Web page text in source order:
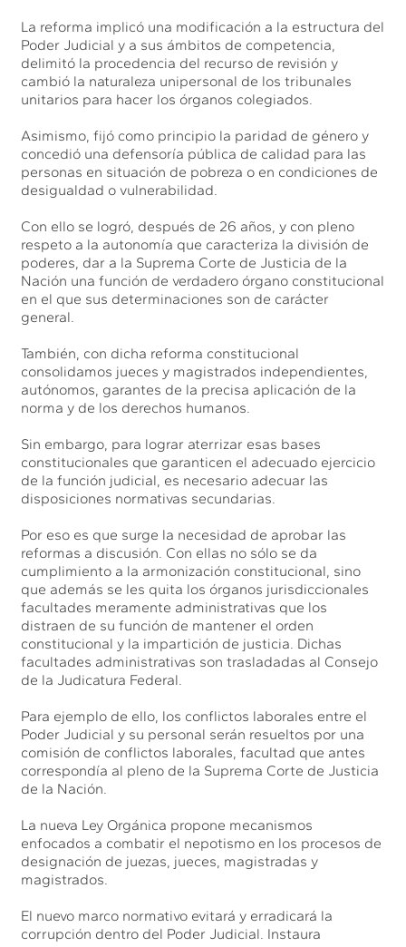
La reforma implicó una modificación a la estructura del
Poder Judicial y a sus ámbitos de competencia,
delimitó la procedencia del recurso de revisión y
cambió la naturaleza unipersonal de los tribunales
unitarios para hacer los órganos colegiados.
Asimismo, fijó como principio la paridad de género y
concedió una defensoría pública de calidad para las
personas en situación de pobreza o en condiciones de
desigualdad o vulnerabilidad.
Con ello se logró, después de 26 años, y con pleno
respeto a la autonomía que caracteriza la división de
poderes, dar a la Suprema Corte de Justicia de la
Nación una función de verdadero órgano constitucional
en el que sus determinaciones son de carácter
general.
También, con dicha reforma constitucional
consolidamos jueces y magistrados independientes,
autónomos, garantes de la precisa aplicación de la
norma y de los derechos humanos.
Sin embargo, para lograr aterrizar esas bases
constitucionales que garanticen el adecuado ejercicio
de la función judicial, es necesario adecuar las
disposiciones normativas secundarias.
Por eso es que surge la necesidad de aprobar las
reformas a discusión. Con ellas no sólo se da
cumplimiento a la armonización constitucional, sino
que además se les quita los órganos jurisdiccionales
facultades meramente administrativas que los
distraen de su función de mantener el orden
constitucional y la impartición de justicia. Dichas
facultades administrativas son trasladadas al Consejo
de la Judicatura Federal.
Para ejemplo de ello, los conflictos laborales entre el
Poder Judicial y su personal serán resueltos por una
comisión de conflictos laborales, facultad que antes
correspondía al pleno de la Suprema Corte de Justicia
de la Nación.
La nueva Ley Orgánica propone mecanismos
enfocados a combatir el nepotismo en los procesos de
designación de juezas, jueces, magistradas y
magistrados.
El nuevo marco normativo evitará y erradicará la
corrupción dentro del Poder Judicial. Instaura